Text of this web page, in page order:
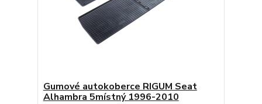
Gumové autokoberce RIGUM Seat
Alhambra 5místný 1996-2010